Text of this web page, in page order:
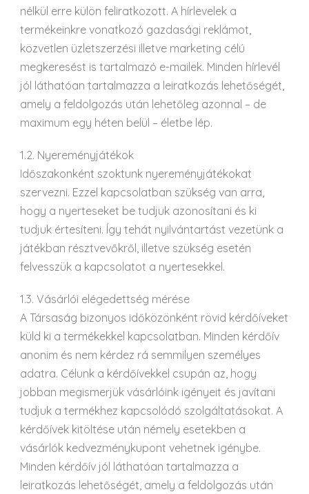
nélkül erre külön feliratkozott. A hírlevelek a
termékeinkre vonatkozó gazdasági reklámot,
közvetlen üzletszerzési illetve marketing célú
megkeresést is tartalmazó e-mailek. Minden hírlevél
jól láthatóan tartalmazza a leiratkozás lehetőségét,
amely a feldolgozás után lehetőleg azonnal – de
maximum egy héten belül – életbe lép.
1.2. Nyereményjátékok
Időszakonként szoktunk nyereményjátékokat
szervezni. Ezzel kapcsolatban szükség van arra,
hogy a nyerteseket be tudjuk azonosítani és ki
tudjuk értesíteni. Így tehát nyilvántartást vezetünk a
játékban résztvevőkről, illetve szükség esetén
felvesszük a kapcsolatot a nyertesekkel.
1.3. Vásárlói elégedettség mérése
A Társaság bizonyos időközönként rövid kérdőíveket
küld ki a termékekkel kapcsolatban. Minden kérdőív
anonim és nem kérdez rá semmilyen személyes
adatra. Célunk a kérdőívekkel csupán az, hogy
jobban megismerjük vásárlóink igényeit és javítani
tudjuk a termékhez kapcsolódó szolgáltatásokat. A
kérdőívek kitöltése után némely esetekben a
vásárlók kedvezménykupont vehetnek igénybe.
Minden kérdőív jól láthatóan tartalmazza a
leiratkozás lehetőségét, amely a feldolgozás után